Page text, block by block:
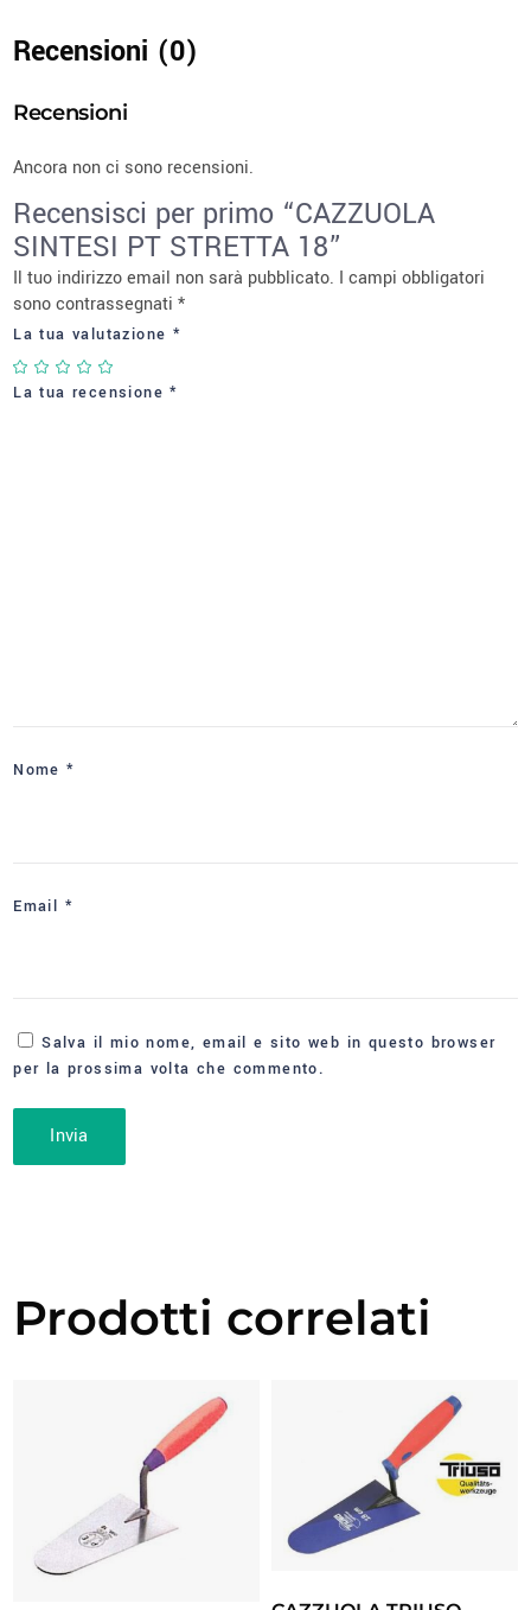
Recensioni (0)
Recensioni
Ancora non ci sono recensioni.
Recensisci per primo “CAZZUOLA
SINTESI PT STRETTA 18”
Il tuo indirizzo email non sarà pubblicato. I campi obbligatori
sono contrassegnati*
La tua valutazione *
La tua recensione*
Nome*
Email *
Salva il mio nome, email e sito web in questo browser
per la prossima volta che commento.
Prodotti correlati